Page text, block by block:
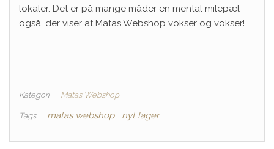
lokaler. Det er på mange måder en mental milepæl
også, der viser at Matas Webshop vokser og vokser!
Kategori Matas Webshop
Tags matas webshop nyt lager